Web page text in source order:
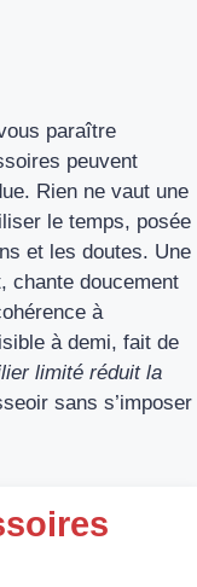
paraître
peuvent
Rien ne vaut une
le temps, posée
et les doutes. Une
chante doucement
à
à demi, fait de
limité réduit la
sans s’imposer